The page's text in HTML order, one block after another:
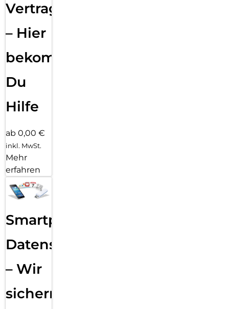
Vertragsabwicklung
– Hier
bekommst
Du
Hilfe
ab 0,00 €
inkl. MwSt.
Mehr
erfahren
Smartphone
Datensicherung
– Wir
sichern